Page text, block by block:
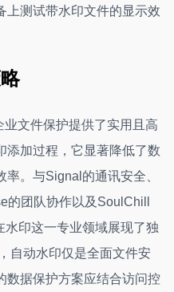
上测试带水印文件的显示效
文件保护提供了实用且高
添加过程，它显著降低了数
。与Signal的通讯安全、
的团队协作以及SoulChill
水印这一专业领域展现了独
自动水印仅是全面文件安
数据保护方案应结合访问控